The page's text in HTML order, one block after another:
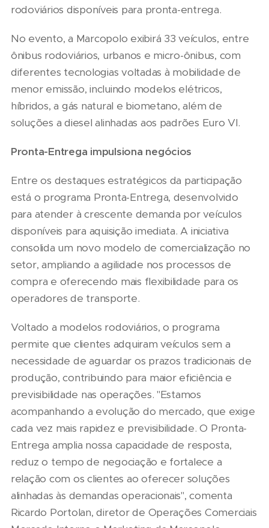
rodoviários disponíveis para pronta-entrega.
No evento, a Marcopolo exibirá 33 veículos, entre
ônibus rodoviários, urbanos e micro-ônibus, com
diferentes tecnologias voltadas à mobilidade de
menor emissão, incluindo modelos elétricos,
híbridos, a gás natural e biometano, além de
soluções a diesel alinhadas aos padrões Euro VI.
Pronta-Entrega impulsiona negócios
Entre os destaques estratégicos da participação
está o programa Pronta-Entrega, desenvolvido
para atender à crescente demanda por veículos
disponíveis para aquisição imediata. A iniciativa
consolida um novo modelo de comercialização no
setor, ampliando a agilidade nos processos de
compra e oferecendo mais flexibilidade para os
operadores de transporte.
Voltado a modelos rodoviários, o programa
permite que clientes adquiram veículos sem a
necessidade de aguardar os prazos tradicionais de
produção, contribuindo para maior eficiência e
previsibilidade nas operações. "Estamos
acompanhando a evolução do mercado, que exige
cada vez mais rapidez e previsibilidade. O Pronta-
Entrega amplia nossa capacidade de resposta,
reduz o tempo de negociação e fortalece a
relação com os clientes ao oferecer soluções
alinhadas às demandas operacionais", comenta
Ricardo Portolan, diretor de Operações Comerciais